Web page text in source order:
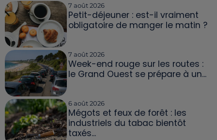
7 août 2026
Petit-déjeuner : est-il vraiment
obligatoire de manger le matin ?
7 août 2026
Week-end rouge sur les routes :
le Grand Ouest se prépare à un...
6 août 2026
Mégots et feux de forêt : les
industriels du tabac bientôt
taxés...